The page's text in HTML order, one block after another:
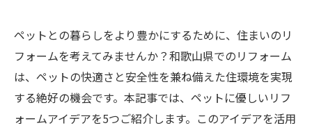
ペットとの暮らしをより豊かにするために、住まいのリ
フォームを考えてみませんか？和歌山県でのリフォーム
は、ペットの快適さと安全性を兼ね備えた住環境を実現
する絶好の機会です。本記事では、ペットに優しいリフ
ォームアイデアを5つご紹介します。このアイデアを活用